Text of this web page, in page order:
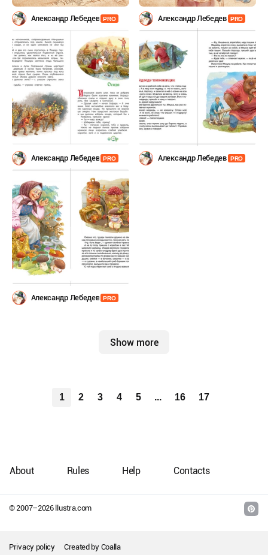
Александр Лебедев PRO Александр Лебедев PRO
Александр Лебедев PRO Александр Лебедев PRO
Александр Лебедев PRO
Show more
1 2 3 4 5 ... 16 17
© 2007–2026llustra.com
About Rules Help Contacts
Privacy policy Created by Coalla